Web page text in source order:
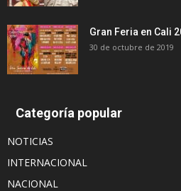
Gran Feria en Cali
30 de octubre de 2019
Categoría popular
NOTICIAS
INTERNACIONAL
NACIONAL